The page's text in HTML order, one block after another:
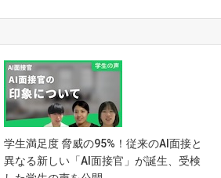
学生満足度 脅威の95%！従来のAI面接と
異なる新しい「AI面接官」が誕生、受検